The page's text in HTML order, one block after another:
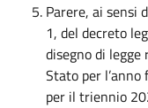
Parere, ai sensi
1, del decreto
disegno di legge
Stato per
per il triennio